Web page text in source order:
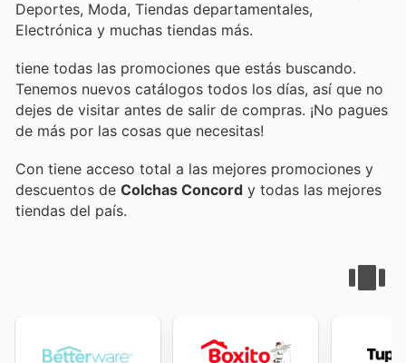
Deportes, Moda, Tiendas departamentales,
Electrónica y muchas tiendas más.
tiene todas las promociones que estás buscando.
Tenemos nuevos catálogos todos los días, así que no
dejes de visitar antes de salir de compras. ¡No pagues
de más por las cosas que necesitas!
Con tiene acceso total a las mejores promociones y
descuentos de Colchas Concord y todas las mejores
tiendas del país.